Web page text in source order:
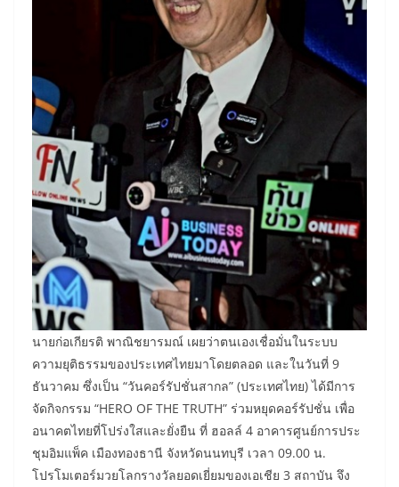
นายก่อเกียรติ พาณิชยารมณ์ เผยว่าตนเองเชื่อมั่นในระบบ
ความยุติธรรมของประเทศไทยมาโดยตลอด และในวันที่ 9
ธันวาคม ซึ่งเป็น “วันคอร์รัปชั่นสากล” (ประเทศไทย) ได้มีการ
จัดกิจกรรม “HERO OF THE TRUTH” ร่วมหยุดคอร์รัปชั่น เพื่อ
อนาคตไทยที่โปร่งใสและยั่งยืน ที่ ฮอลล์ 4 อาคารศูนย์การประ
ชุมอิมแพ็ค เมืองทองธานี จังหวัดนนทบุรี เวลา 09.00 น.
โปรโมเตอร์มวยโลกรางวัลยอดเยี่ยมของเอเชีย 3 สถาบัน จึง